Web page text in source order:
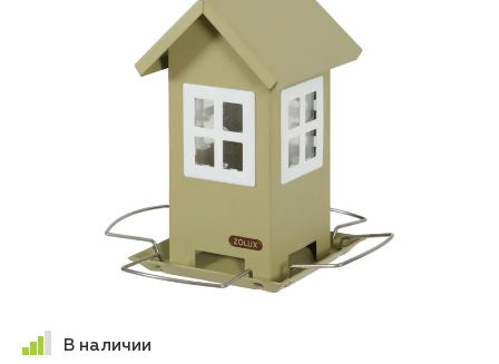
В наличии